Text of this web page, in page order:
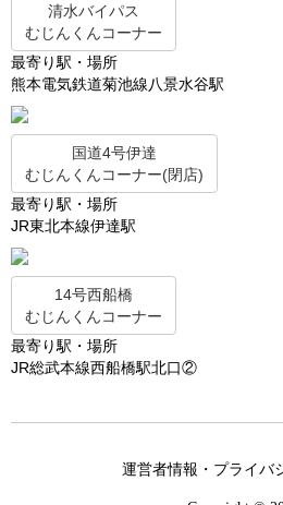
清水バイパス
むじんくんコーナー
最寄り駅・場所
熊本電気鉄道菊池線八景水谷駅
国道4号伊達
むじんくんコーナー(閉店)
最寄り駅・場所
JR東北本線伊達駅
14号西船橋
むじんくんコーナー
最寄り駅・場所
JR総武本線西船橋駅北口②
運営者情報・プライバ